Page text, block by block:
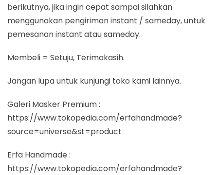
berikutnya, jika ingin cepat sampai silahkan
menggunakan pengiriman instant / sameday, untuk
pemesanan instant atau sameday.
Membeli = Setuju, Terimakasih.
Jangan lupa untuk kunjungi toko kami lainnya.
Galeri Masker Premium :
https://www.tokopedia.com/erfahandmade?
source=universe&st=product
Erfa Handmade :
https://www.tokopedia.com/erfahandmade?